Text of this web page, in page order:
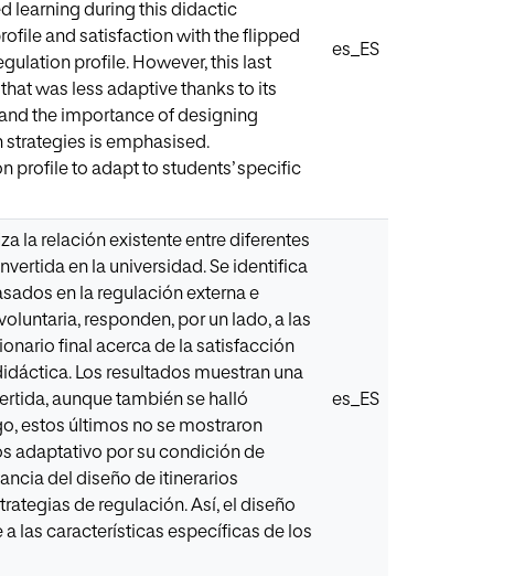
learning during this didactic
and satisfaction with the flipped
profile. However, this last
was less adaptive thanks to its
the importance of designing
is emphasised.
profile to adapt to students’ specific
es_ES
la relación existente entre diferentes
en la universidad. Se identifica
en la regulación externa e
responden, por un lado, a las
final acerca de la satisfacción
Los resultados muestran una
aunque también se halló
estos últimos no se mostraron
adaptativo por su condición de
del diseño de itinerarios
de regulación. Así, el diseño
las características específicas de los
es_ES